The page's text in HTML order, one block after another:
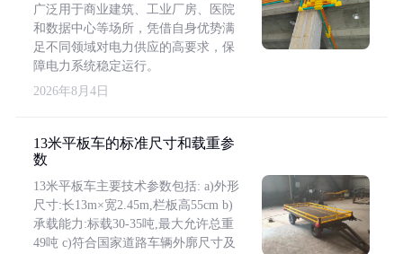
广泛用于商业建筑、工业厂房、医院
和数据中心等场所，凭借自身优势满
足不同领域对电力供应的高要求，保
障电力系统稳定运行。
2026年8月4日
13米平板车的标准尺寸和载重参
数
13米平板车主要技术参数包括: a)外形
尺寸:长13m×宽2.45m,栏板高55cm b)
承载能力:标载30-35吨,最大允许总重
49吨 c)符合国家道路车辆外廓尺寸及